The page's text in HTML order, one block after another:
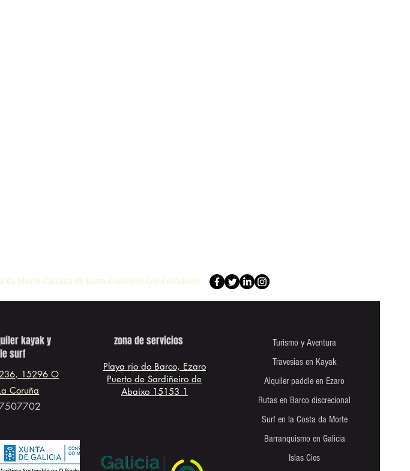
Morte-Cascada de Ezaro-Finisterre-Cee-Corcubión
kayak y
surf
15296 O
Coruña
zona de servicios
Playa rio do Barco, Ezaro
Puerto de Sardiñeiro de
Abaixo 15153 1
Turismo y Aventura
Travesias en Kayak
Alquiler paddle en Ezaro
Rutas en Barco discrecional
Surf en la Costa da Morte
Barranquismo en Galicia
Islas Cies